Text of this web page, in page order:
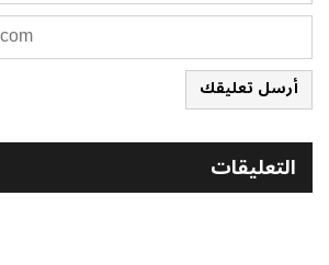
أرسل تعليقك
التعليقات